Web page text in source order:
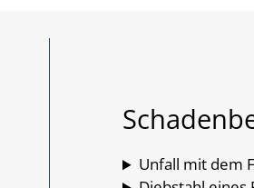
Unfall mit dem